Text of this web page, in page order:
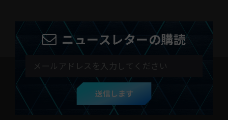
ニュースレターの購読
送信します